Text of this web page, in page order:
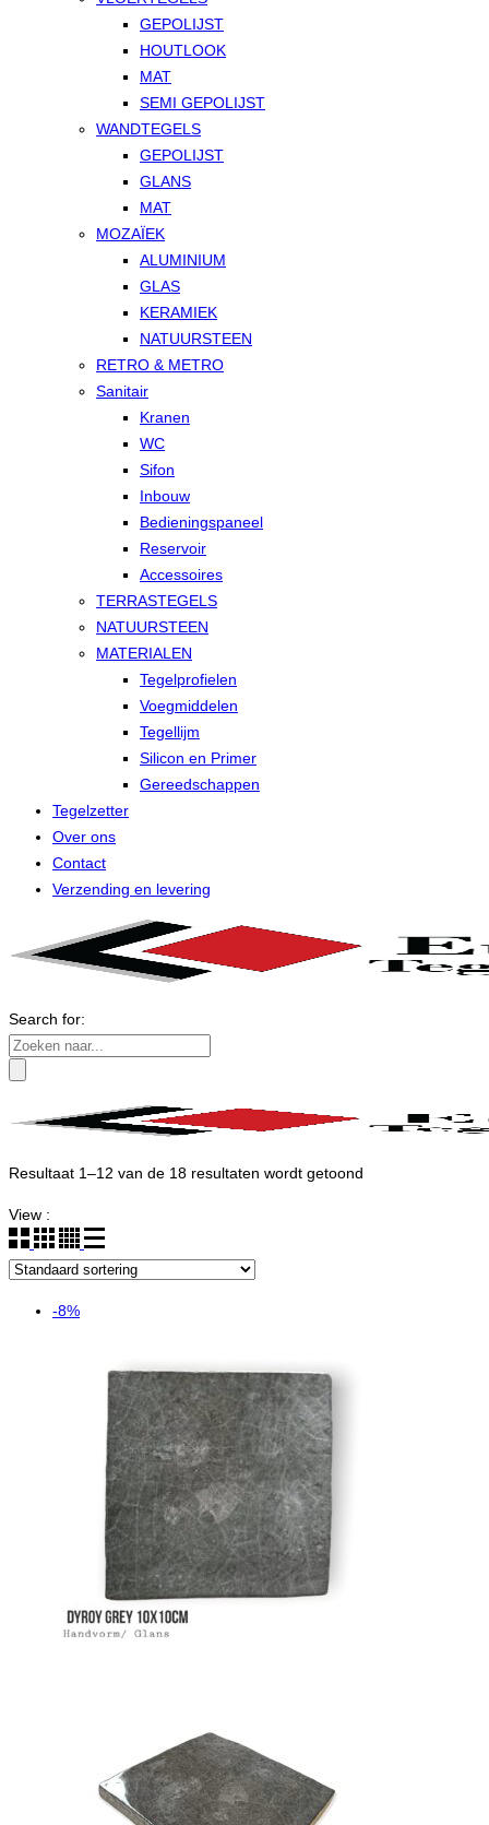
GEPOLIJST
HOUTLOOK
MAT
SEMI GEPOLIJST
WANDTEGELS
GEPOLIJST
GLANS
MAT
MOZAÏEK
ALUMINIUM
GLAS
KERAMIEK
NATUURSTEEN
RETRO & METRO
Sanitair
Kranen
WC
Sifon
Inbouw
Bedieningspaneel
Reservoir
Accessoires
TERRASTEGELS
NATUURSTEEN
MATERIALEN
Tegelprofielen
Voegmiddelen
Tegellijm
Silicon en Primer
Gereedschappen
Tegelzetter
Over ons
Contact
Verzending en levering
Search for:
Resultaat 1–12 van de 18 resultaten wordt getoond
View :
-8%